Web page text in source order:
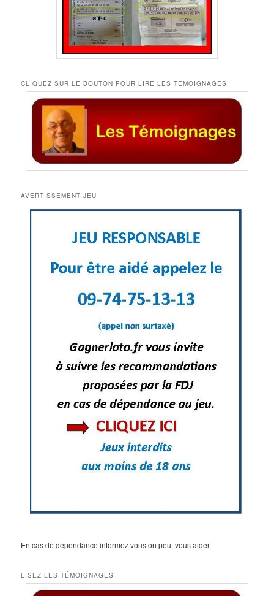
CLIQUEZ SUR LE BOUTON POUR LIRE LES TÉMOIGNAGES
AVERTISSEMENT JEU
En cas de dépendance informez vous on peut vous aider.
LISEZ LES TÉMOIGNAGES